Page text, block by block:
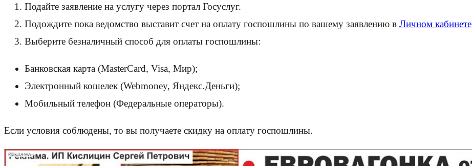
Подайте заявление на услугу через портал Госуслуг.
Подождите пока ведомство выставит счет на оплату госпошлины по вашему заявлению в Личном кабинете
Выберите безналичный способ для оплаты госпошлины:
Банковская карта (MasterСard, Visa, Мир);
Электронный кошелек (Webmoney, Яндекс.Деньги);
Мобильный телефон (Федеральные операторы).
Если условия соблюдены, то вы получаете скидку на оплату госпошлины.
РЕКЛАМА